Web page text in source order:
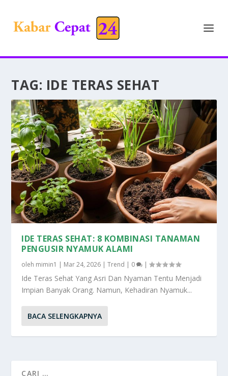
TAG: IDE TERAS SEHAT
IDE TERAS SEHAT: 8 KOMBINASI TANAMAN
PENGUSIR NYAMUK ALAMI
oleh mimin1 | Mar 24, 2026 |Trend | 0 |
Ide Teras Sehat Yang Asri Dan Nyaman Tentu Menjadi
Impian Banyak Orang. Namun, Kehadiran Nyamuk...
BACA SELENGKAPNYA